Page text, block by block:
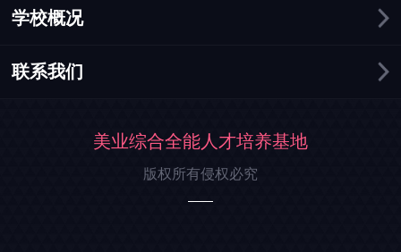
学校概况
联系我们
美业综合全能人才培养基地
版权所有侵权必究